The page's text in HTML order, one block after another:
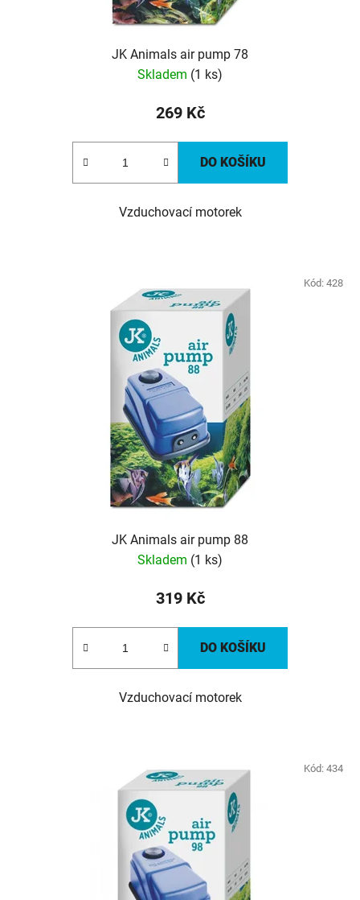
JK Animals air pump 78
Skladem (1 ks)
269 Kč
DO KOŠÍKU
Vzduchovací motorek
JK Animals air pump 88
Skladem (1 ks)
319 Kč
DO KOŠÍKU
Vzduchovací motorek
Kód: 428
Kód: 434